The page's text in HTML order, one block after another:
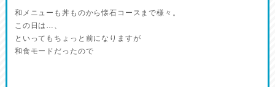
和メニューも丼ものから懐石コースまで様々。
この日は…、
といってもちょっと前になりますが
和食モードだったので